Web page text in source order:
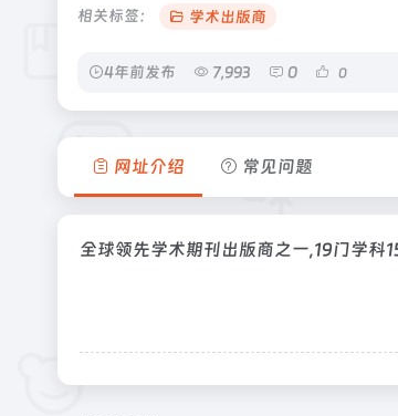
相关标签： 学术出版商
4年前发布 7,993 0 0
网址介绍 常见问题
全球领先学术期刊出版商之一,19门学科